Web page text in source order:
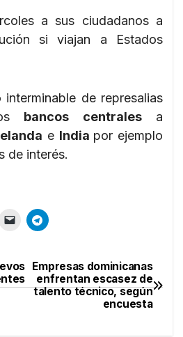
a sus ciudadanos a
si viajan a Estados
de represalias
bancos centralesa
e India por ejemplo
de interés.
Empresas dominicanas
enfrentan escasez de
talento técnico, según
encuesta